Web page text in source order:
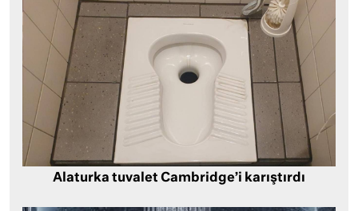
Alaturka tuvalet Cambridge’i karıştırdı